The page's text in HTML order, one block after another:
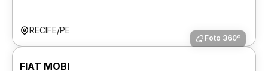
RECIFE/PE
Foto 360º
FIAT MOBI